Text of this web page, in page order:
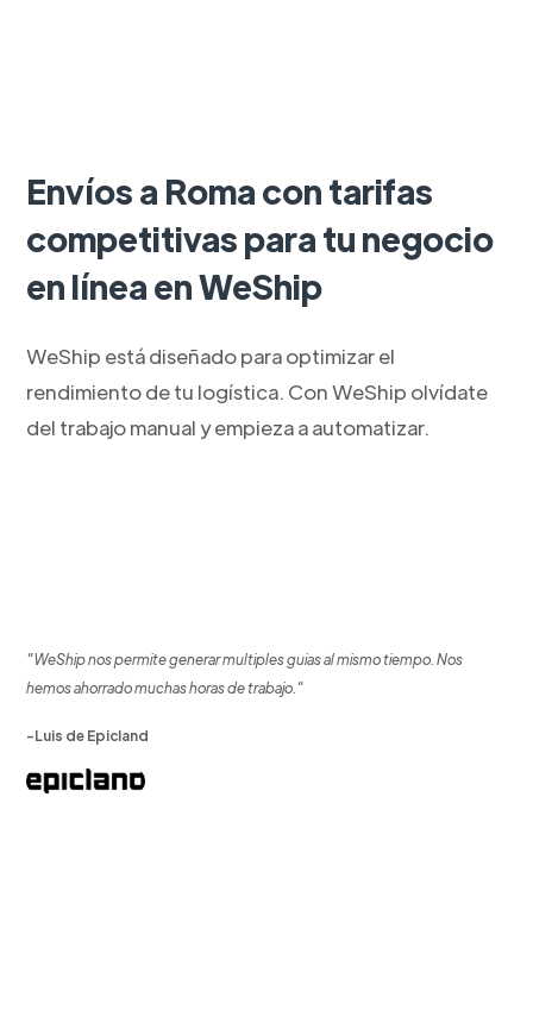
Envíos a Roma con tarifas
competitivas para tu negocio
en línea en WeShip
WeShip está diseñado para optimizar el
rendimiento de tu logística. Con WeShip olvídate
del trabajo manual y empieza a automatizar.
"WeShip nos permite generar multiples guias al mismo tiempo. Nos
hemos ahorrado muchas horas de trabajo."
-Luis de Epicland